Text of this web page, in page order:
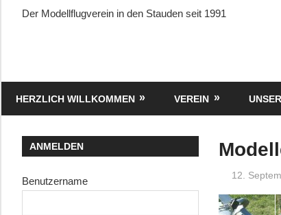
Der Modellflugverein in den Stauden seit 1991
HERZLICH WILLKOMMEN VEREIN
12.
ANMELDEN
Benutzername